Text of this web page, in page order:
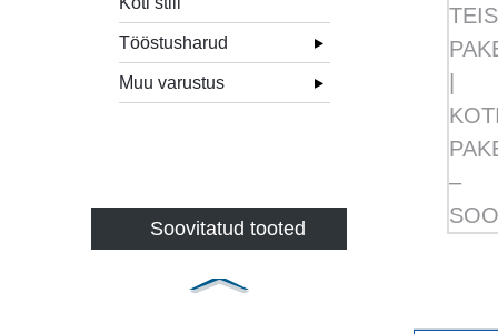
Tööstusharud
Muu varustus
Soovitatud tooted